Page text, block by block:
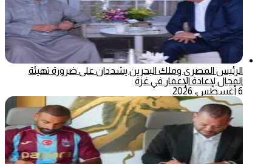
الرئيس المصري وملك البحرين يشددان على ضرورة تهيئة
المجال لإعادة الإعمار في غزة
6 أغسطس، 2026